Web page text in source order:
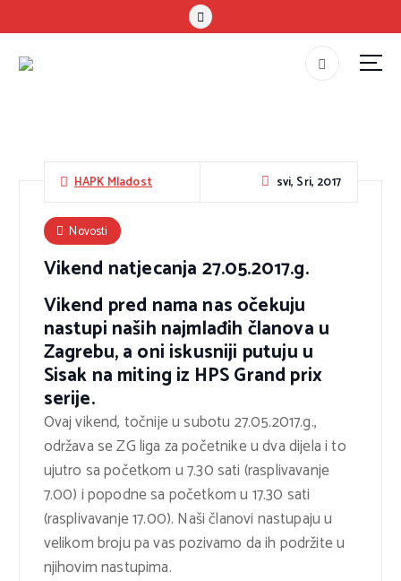
k
HAPK Mladost svi, Sri, 2017
Novosti
Vikend natjecanja 27.05.2017.g.
Vikend pred nama nas očekuju
nastupi naših najmlađih članova u
Zagrebu, a oni iskusniji putuju u
Sisak na miting iz HPS Grand prix
serije.
Ovaj vikend, točnije u subotu 27.05.2017.g.,
održava se ZG liga za početnike u dva dijela i to
ujutro sa početkom u 7.30 sati (rasplivavanje
7.00) i popodne sa početkom u 17.30 sati
(rasplivavanje 17.00). Naši članovi nastupaju u
velikom broju pa vas pozivamo da ih podržite u
njihovim nastupima.